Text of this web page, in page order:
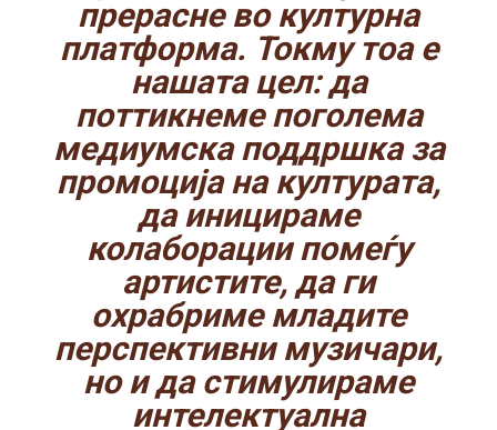
прерасне во културна
платформа. Токму тоа е
нашата цел: да
поттикнеме поголема
медиумска поддршка за
промоција на културата,
да иницираме
колаборации помеѓу
артистите, да ги
охрабриме младите
перспективни музичари,
но и да стимулираме
интелектуална